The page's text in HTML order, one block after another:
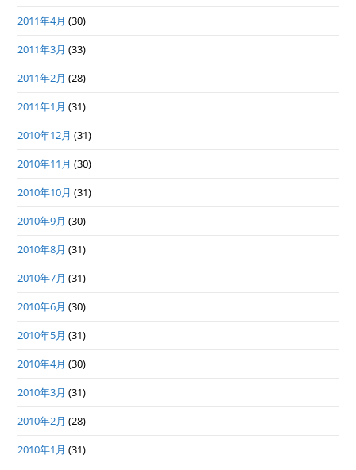
2011年4月 (30)
2011年3月 (33)
2011年2月 (28)
2011年1月 (31)
2010年12月 (31)
2010年11月 (30)
2010年10月 (31)
2010年9月 (30)
2010年8月 (31)
2010年7月 (31)
2010年6月 (30)
2010年5月 (31)
2010年4月 (30)
2010年3月 (31)
2010年2月 (28)
2010年1月 (31)